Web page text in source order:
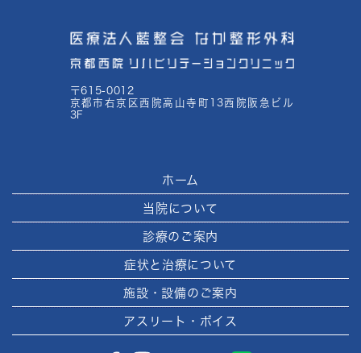
〒615-0012
京都市右京区西院高山寺町13西院阪急ビル
3F
ホーム
当院について
診療のご案内
症状と治療について
施設・設備のご案内
アスリート・ボイス